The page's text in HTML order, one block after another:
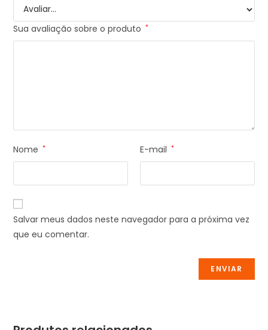
Sua avaliação sobre o produto *
Nome * E-mail *
Salvar meus dados neste navegador para a próxima vez
que eu comentar.